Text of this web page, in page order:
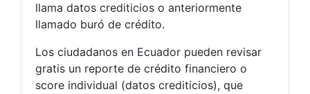
llama datos crediticios o anteriormente
llamado buró de crédito.
Los ciudadanos en Ecuador pueden revisar
gratis un reporte de crédito financiero o
score individual (datos crediticios), que